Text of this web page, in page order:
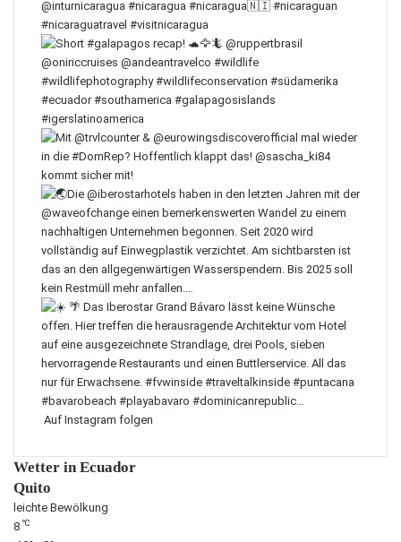
Auf Instagram folgen
Wetter in Ecuador
Quito
leichte Bewölkung
8 ℃